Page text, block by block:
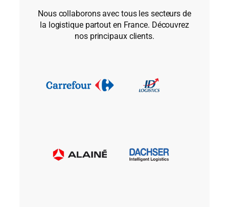
Nous collaborons avec tous les secteurs de
la logistique partout en France. Découvrez
nos principaux clients.